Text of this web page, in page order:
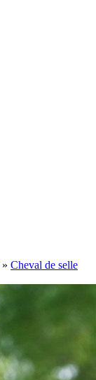
» Cheval de selle